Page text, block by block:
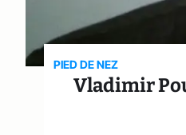
PIED DE NEZ
Vladimir